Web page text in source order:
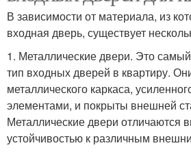
В зависимости от материала, из
входная дверь, существует
1. Металлические двери. Это
тип входных дверей в квартиру.
металлического каркаса,
элементами, и покрыты внешней
Металлические двери отличаются
устойчивостью к различным